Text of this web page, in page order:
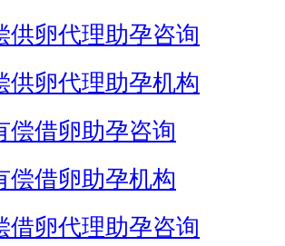
供卵代理助孕咨询
供卵代理助孕机构
偿借卵助孕咨询
偿借卵助孕机构
借卵代理助孕咨询